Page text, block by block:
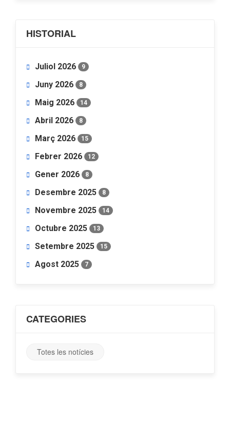
HISTORIAL
Juliol 2026 9
Juny 2026 8
Maig 2026 14
Abril 2026 8
Març 2026 15
Febrer 2026 12
Gener 2026 8
Desembre 2025 8
Novembre 2025 14
Octubre 2025 13
Setembre 2025 15
Agost 2025 7
CATEGORIES
Totes les notícies